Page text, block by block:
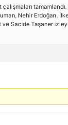
Nehir Erdoğan,
ve Sacide Taşaner